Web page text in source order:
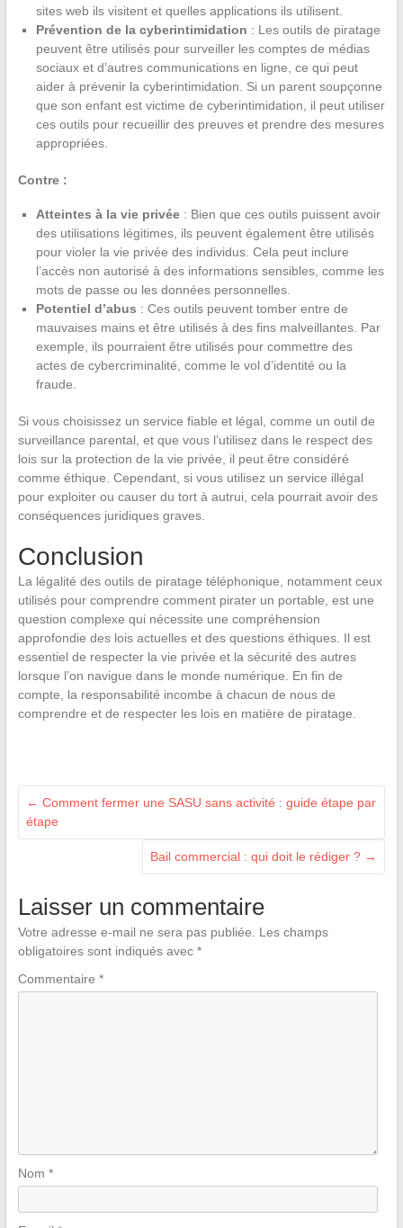
sites web ils visitent et quelles applications ils utilisent.
Prévention de la cyberintimidation : Les outils de piratage
peuvent être utilisés pour surveiller les comptes de médias
sociaux et d’autres communications en ligne, ce qui peut
aider à prévenir la cyberintimidation. Si un parent soupçonne
que son enfant est victime de cyberintimidation, il peut utiliser
ces outils pour recueillir des preuves et prendre des mesures
appropriées.
Contre :
Atteintes à la vie privée: Bien que ces outils puissent avoir
des utilisations légitimes, ils peuvent également être utilisés
pour violer la vie privée des individus. Cela peut inclure
l’accès non autorisé à des informations sensibles, comme les
mots de passe ou les données personnelles.
Potentiel d’abus : Ces outils peuvent tomber entre de
mauvaises mains et être utilisés à des fins malveillantes. Par
exemple, ils pourraient être utilisés pour commettre des
actes de cybercriminalité, comme le vol d’identité ou la
fraude.
Si vous choisissez un service fiable et légal, comme un outil de
surveillance parental, et que vous l’utilisez dans le respect des
lois sur la protection de la vie privée, il peut être considéré
comme éthique. Cependant, si vous utilisez un service illégal
pour exploiter ou causer du tort à autrui, cela pourrait avoir des
conséquences juridiques graves.
Conclusion
La légalité des outils de piratage téléphonique, notamment ceux
utilisés pour comprendre comment pirater un portable, est une
question complexe qui nécessite une compréhension
approfondie des lois actuelles et des questions éthiques. Il est
essentiel de respecter la vie privée et la sécurité des autres
lorsque l’on navigue dans le monde numérique. En fin de
compte, la responsabilité incombe à chacun de nous de
comprendre et de respecter les lois en matière de piratage.
← Comment fermer une SASU sans activité : guide étape par
étape
Bail commercial : qui doit le rédiger ? →
Laisser un commentaire
Votre adresse e-mail ne sera pas publiée.
Les champs
obligatoires sont indiqués avec *
Commentaire *
Nom *